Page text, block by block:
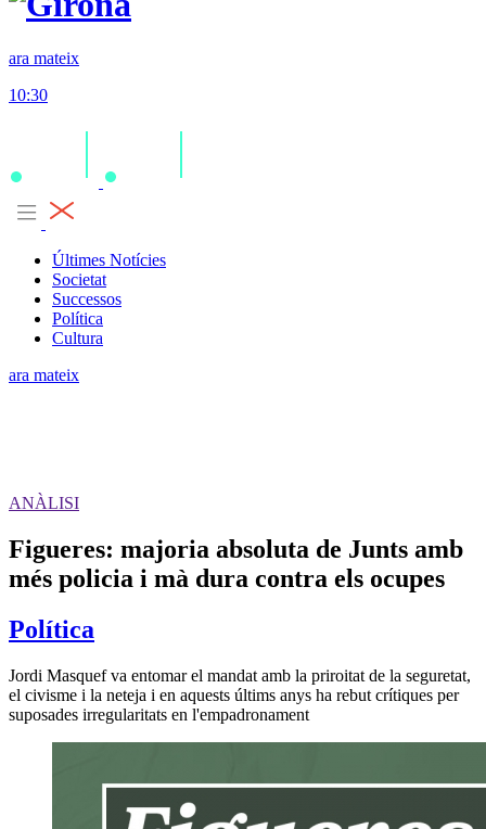
ara mateix
10:30
Últimes Notícies
Societat
Successos
Política
Cultura
ara mateix
ANÀLISI
Figueres: majoria absoluta de Junts amb
més policia i mà dura contra els ocupes
Política
Jordi Masquef va entomar el mandat amb la priroitat de la seguretat,
el civisme i la neteja i en aquests últims anys ha rebut crítiques per
suposades irregularitats en l'empadronament